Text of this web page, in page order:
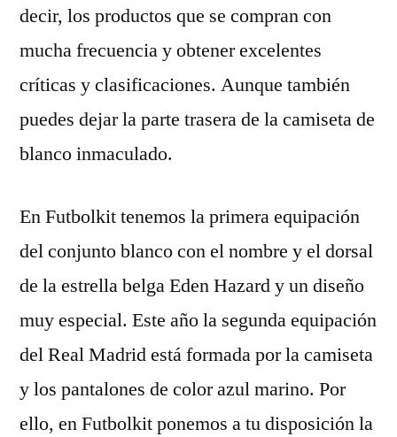
decir, los productos que se compran con
mucha frecuencia y obtener excelentes
críticas y clasificaciones. Aunque también
puedes dejar la parte trasera de la camiseta de
blanco inmaculado.
En Futbolkit tenemos la primera equipación
del conjunto blanco con el nombre y el dorsal
de la estrella belga Eden Hazard y un diseño
muy especial. Este año la segunda equipación
del Real Madrid está formada por la camiseta
y los pantalones de color azul marino. Por
ello, en Futbolkit ponemos a tu disposición la